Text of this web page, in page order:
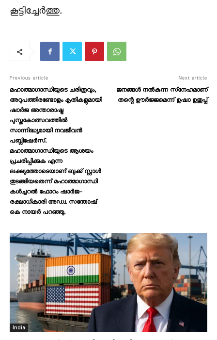
കൂട്ടിച്ചേർത്തു.
Previous article
മഹാത്മാഗാന്ധിയുടെ ചരിത്രവും,
അറുപത്തിരണ്ടോളം കൃതികളുമായി
ഷാർജ അന്താരാഷ്ട്ര
പുസ്തകോത്സവത്തിൽ
സാന്നിദ്ധ്യമായി നവജീവൻ
പബ്ലിഷേർസ്.
മഹാത്മാഗാന്ധിയുടെ ആശയം
പ്രചരിപ്പിക്കുക എന്ന
ലക്ഷ്യത്തോടെയാണ് ബുക്ക് സ്റ്റാൾ
തുടങ്ങിയതെന്ന് മഹാത്മാഗാന്ധി
കൾച്ചറൽ ഫോറം ഷാർജ-
രക്ഷാധികാരി അഡ്വ. സന്തോഷ്
കെ നായർ പറഞ്ഞു.
Next article
ജനങ്ങള്‍ നല്‍കുന്ന സ്‌നേഹമാണ്
തന്റെ ഊര്‍ജ്ജമെന്ന് ഉഷാ ഉതുപ്പ്
India